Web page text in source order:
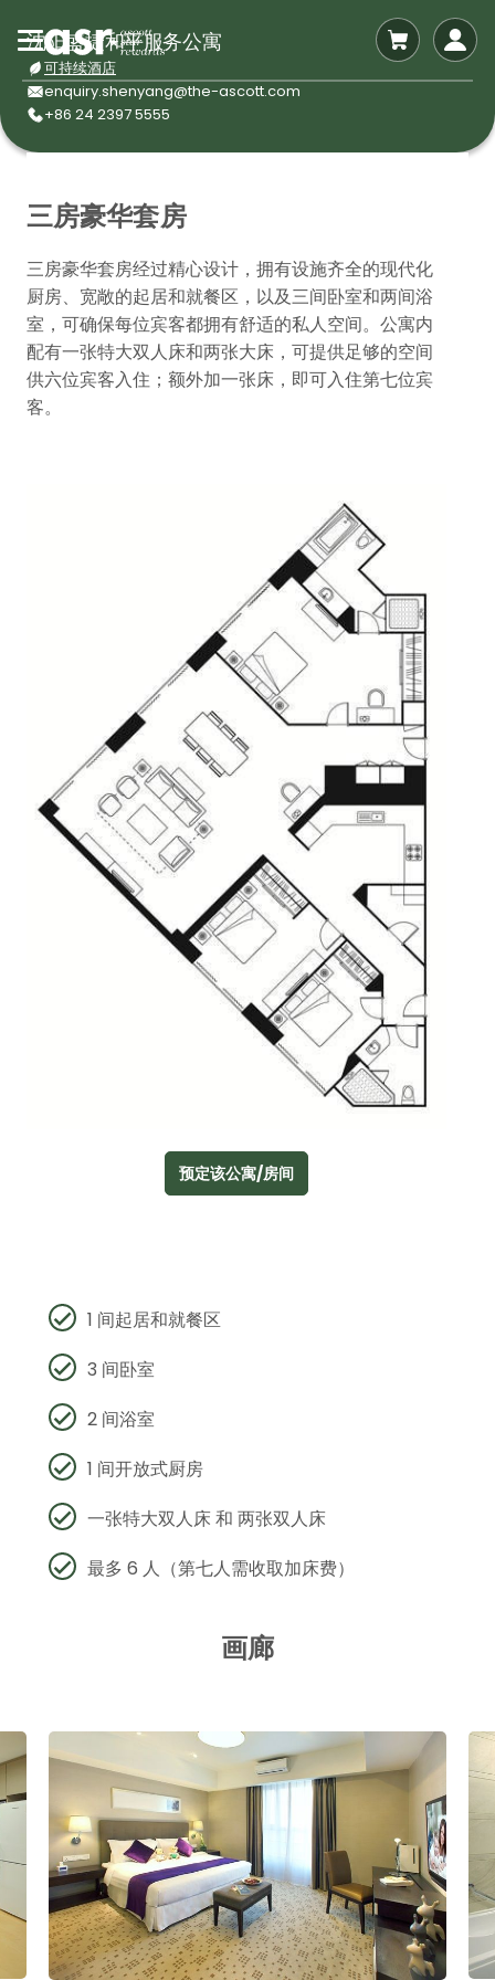
沈阳盛捷和平服务公寓
可持续酒店
enquiry.shenyang@the-ascott.com
+86 24 2397 5555
三房豪华套房
三房豪华套房经过精心设计，拥有设施齐全的现代化
厨房、宽敞的起居和就餐区，以及三间卧室和两间浴
室，可确保每位宾客都拥有舒适的私人空间。公寓内
配有一张特大双人床和两张大床，可提供足够的空间
供六位宾客入住；额外加一张床，即可入住第七位宾
客。
预定该公寓/房间
1 间起居和就餐区
3 间卧室
2 间浴室
1 间开放式厨房
一张特大双人床 和 两张双人床
最多 6 人（第七人需收取加床费）
画廊